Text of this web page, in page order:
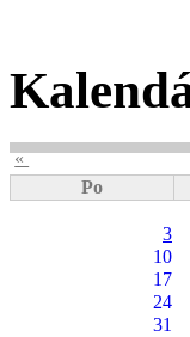
«
Po
3
10
17
24
31